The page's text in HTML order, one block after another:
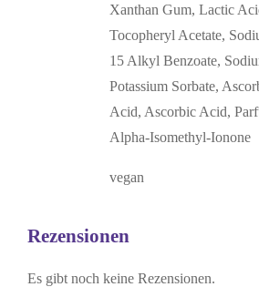
Xanthan Gum, Lactic
Tocopheryl Acetate,
15 Alkyl Benzoate,
Potassium Sorbate,
Acid, Ascorbic Acid,
Alpha-Isomethyl-Ionone
vegan
Rezensionen
Es gibt noch keine Rezensionen.